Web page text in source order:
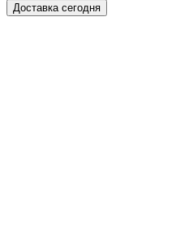
Доставка сегодня